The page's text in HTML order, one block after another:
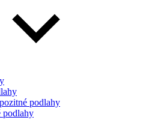
podlahy
podlahy